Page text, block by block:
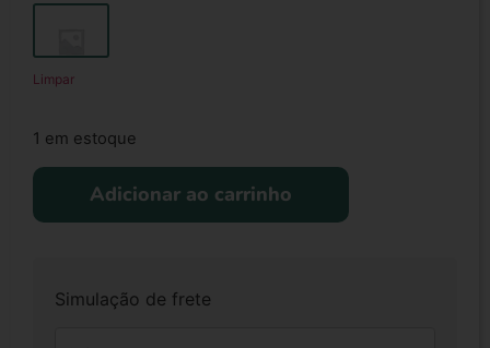
Limpar
1 em estoque
Adicionar ao carrinho
Simulação de frete